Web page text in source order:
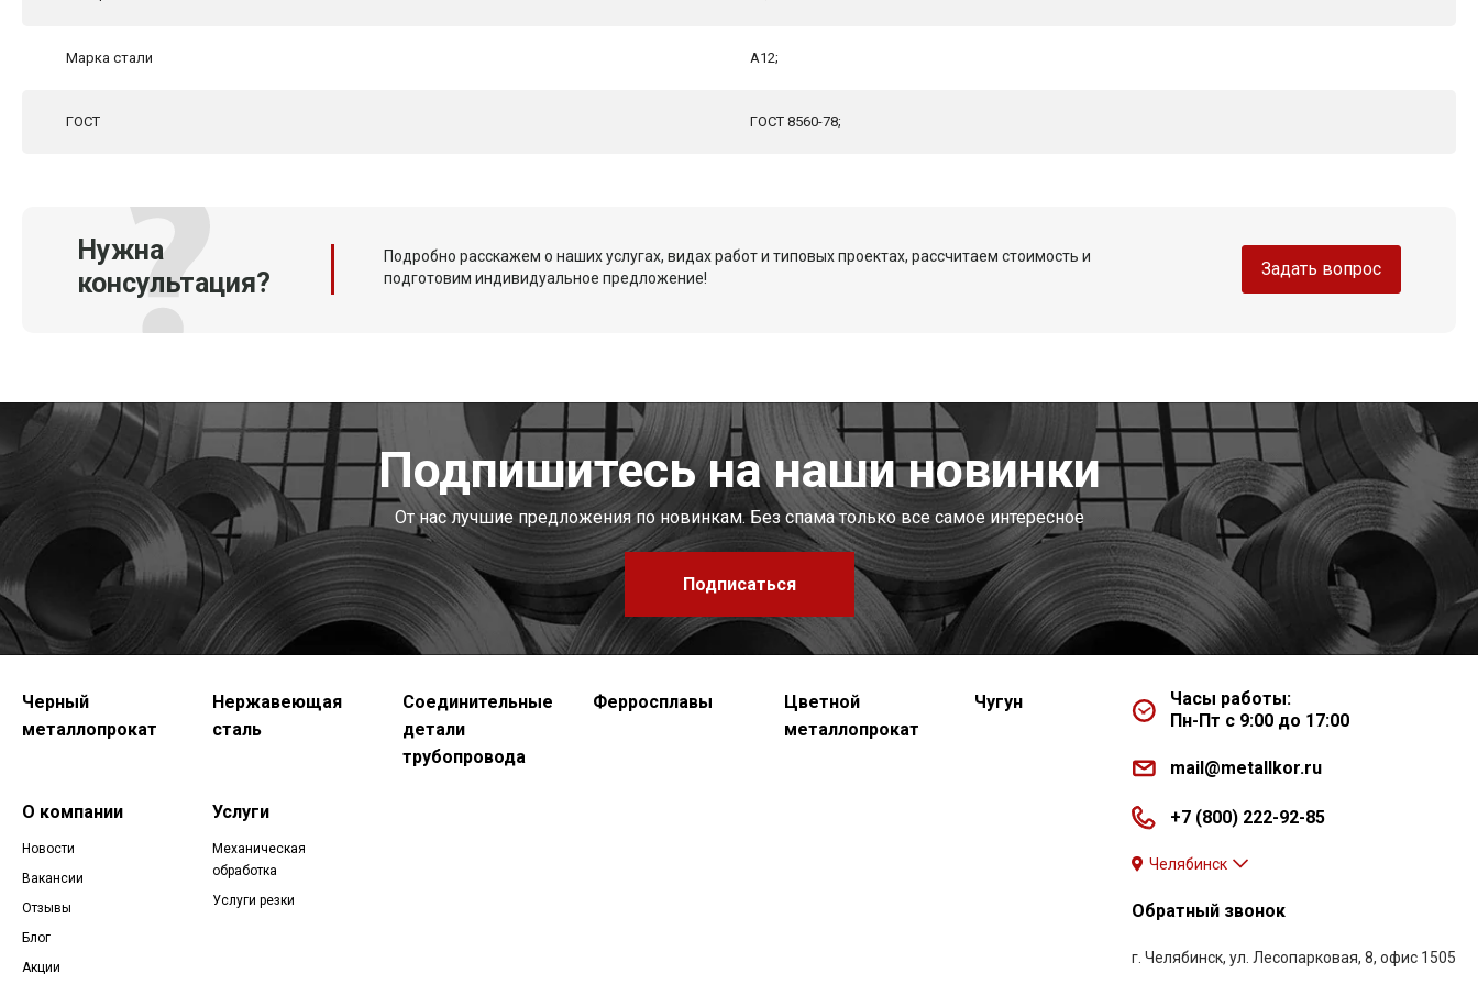
Марка стали А12;
ГОСТ ГОСТ 8560-78;
Нужна
консультация?
Подробно расскажем о наших услугах, видах работ и типовых проектах, рассчитаем стоимость и
подготовим индивидуальное предложение!
Задать вопрос
Подпишитесь на наши новинки
От нас лучшие предложения по новинкам. Без спама только все самое интересное
Подписаться
Черный
металлопрокат
Нержавеющая
сталь
Соединительные
детали
трубопровода
Ферросплавы
Цветной
металлопрокат
Чугун
О компании
Новости
Вакансии
Отзывы
Блог
Акции
Услуги
Механическая
обработка
Услуги резки
Часы работы:
Пн-Пт с 9:00 до 17:00
mail@metallkor.ru
+7 (800) 222-92-85
Челябинск
Обратный звонок
г. Челябинск, ул. Лесопарковая, 8, офис 1505